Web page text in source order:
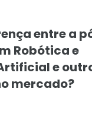
entre a
Robótica e
e
mercado?